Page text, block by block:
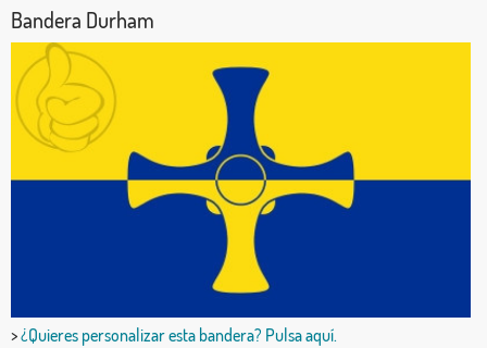
Bandera Durham
>¿Quieres personalizar esta bandera? Pulsa aquí.